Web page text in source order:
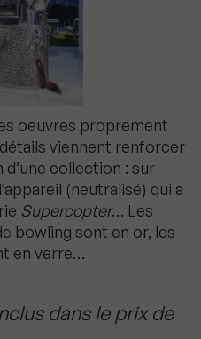
oeuvres proprement
viennent renforcer
d’une collection : sur
(neutralisé) qui a
Supercopter… Les
bowling sont en or, les
en verre…
dans le prix de